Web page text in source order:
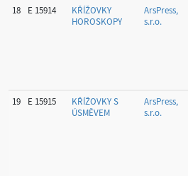
18 E 15914
KŘÍŽOVKY
HOROSKOPY
ArsPress,
s.r.o.
19 E 15915
KŘÍŽOVKY S
ÚSMĚVEM
ArsPress,
s.r.o.